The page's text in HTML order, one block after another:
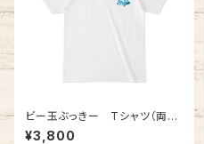
ビー玉ぶっきー Tシャツ（両面
プリント）
¥3,800